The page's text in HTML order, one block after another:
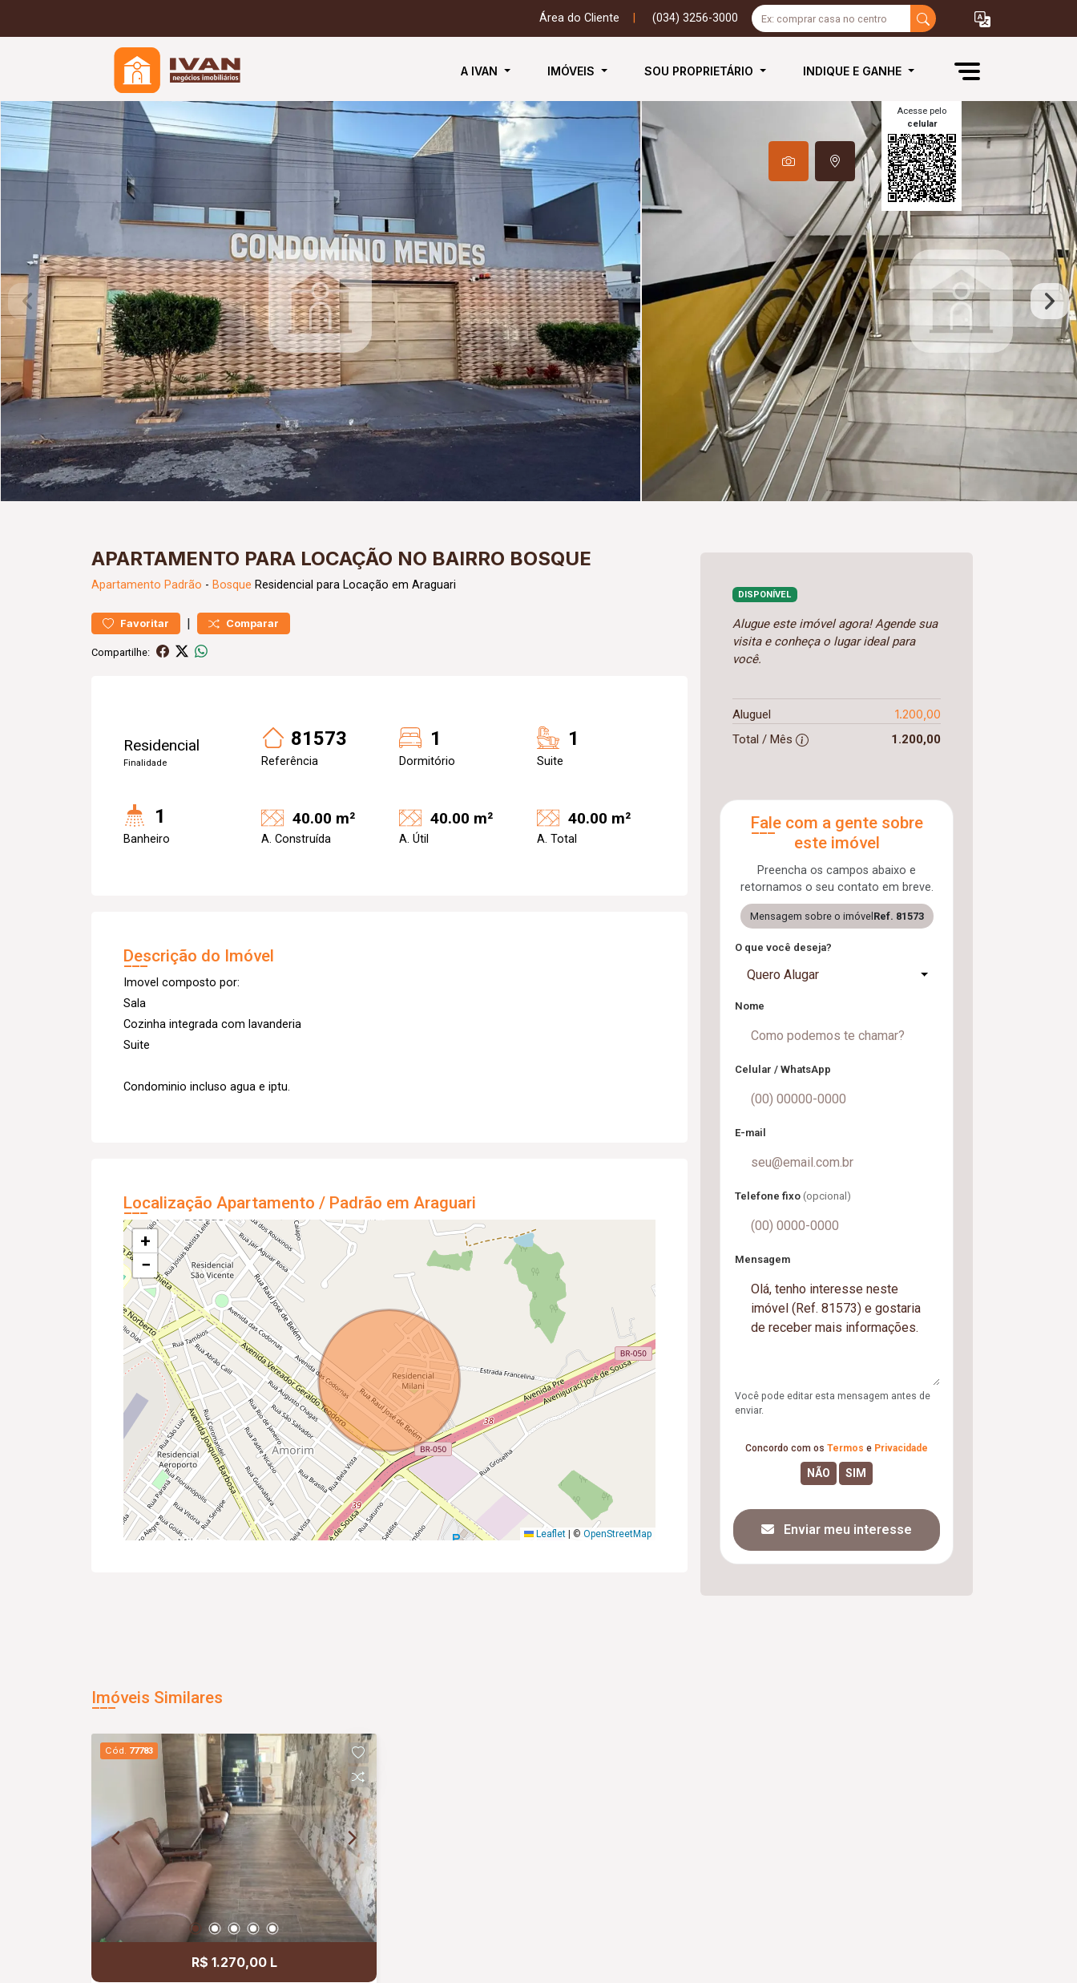
Área do Cliente (034) 3256-3000
A IVAN IMÓVEIS SOU PROPRIETÁRIO INDIQUE E GANHE
Acesse pelo
celular
APARTAMENTO PARA LOCAÇÃO NO BAIRRO BOSQUE
Apartamento Padrão - Bosque Residencial para Locação em Araguari
Favoritar | Comparar
Compartilhe:
Residencial
Finalidade
81573
Referência
1
Dormitório
1
Suite
1
Banheiro
40.00 m²
A. Construída
40.00 m²
A. Útil
40.00 m²
A. Total
Descrição do Imóvel
Imovel composto por:
Sala
Cozinha integrada com lavanderia
Suite
Condominio incluso agua e iptu.
Localização Apartamento / Padrão em Araguari
+
−
Leaflet © OpenStreetMap
DISPONÍVEL
Alugue este imóvel agora! Agende sua
visita e conheça o lugar ideal para
você.
Aluguel 1.200,00
Total / Mês 1.200,00
Fale com a gente sobre
este imóvel
Preencha os campos abaixo e
retornamos o seu contato em breve.
Mensagem sobre o imóvel Ref. 81573
O que você deseja?
Quero Alugar
Nome
Celular / WhatsApp
E-mail
Telefone fixo (opcional)
Mensagem
Você pode editar esta mensagem antes de
enviar.
Concordo com os Termos e Privacidade
Enviar meu interesse
Imóveis Similares
Cód. 77783
R$ 1.270,00 L